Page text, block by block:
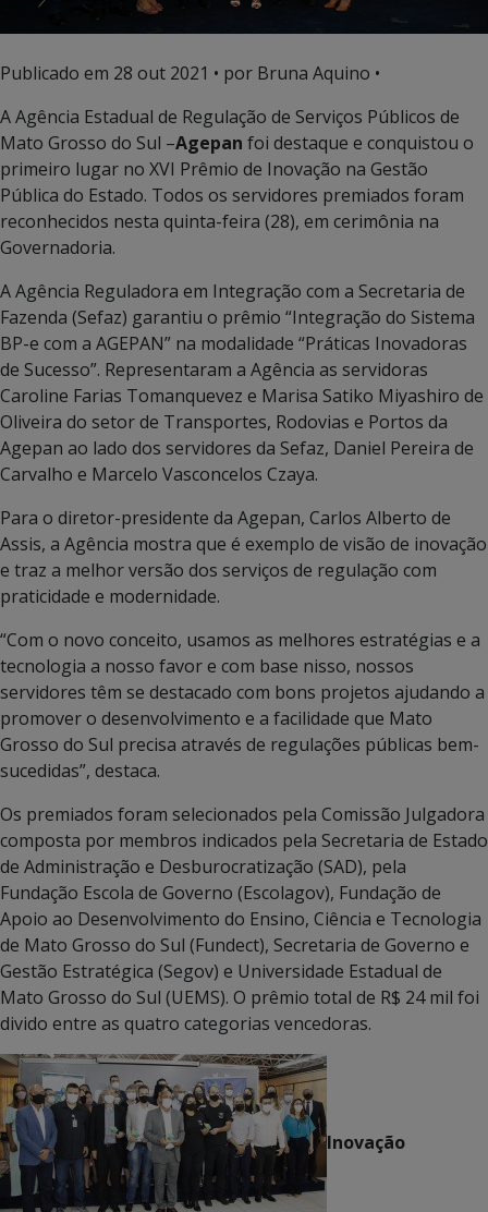
Publicado em 28 out 2021 • por Bruna Aquino •
A Agência Estadual de Regulação de Serviços Públicos de
Mato Grosso do Sul –Agepan foi destaque e conquistou o
primeiro lugar no XVI Prêmio de Inovação na Gestão
Pública do Estado. Todos os servidores premiados foram
reconhecidos nesta quinta-feira (28), em cerimônia na
Governadoria.
A Agência Reguladora em Integração com a Secretaria de
Fazenda (Sefaz) garantiu o prêmio “Integração do Sistema
BP-e com a AGEPAN” na modalidade “Práticas Inovadoras
de Sucesso”. Representaram a Agência as servidoras
Caroline Farias Tomanquevez e Marisa Satiko Miyashiro de
Oliveira do setor de Transportes, Rodovias e Portos da
Agepan ao lado dos servidores da Sefaz, Daniel Pereira de
Carvalho e Marcelo Vasconcelos Czaya.
Para o diretor-presidente da Agepan, Carlos Alberto de
Assis, a Agência mostra que é exemplo de visão de inovação
e traz a melhor versão dos serviços de regulação com
praticidade e modernidade.
“Com o novo conceito, usamos as melhores estratégias e a
tecnologia a nosso favor e com base nisso, nossos
servidores têm se destacado com bons projetos ajudando a
promover o desenvolvimento e a facilidade que Mato
Grosso do Sul precisa através de regulações públicas bem-
sucedidas”, destaca.
Os premiados foram selecionados pela Comissão Julgadora
composta por membros indicados pela Secretaria de Estado
de Administração e Desburocratização (SAD), pela
Fundação Escola de Governo (Escolagov), Fundação de
Apoio ao Desenvolvimento do Ensino, Ciência e Tecnologia
de Mato Grosso do Sul (Fundect), Secretaria de Governo e
Gestão Estratégica (Segov) e Universidade Estadual de
Mato Grosso do Sul (UEMS). O prêmio total de R$ 24 mil foi
divido entre as quatro categorias vencedoras.
Inovação